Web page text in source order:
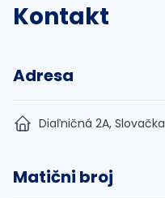
Kontakt
Adresa
Diaľničná 2A, Slovačka
Matični broj